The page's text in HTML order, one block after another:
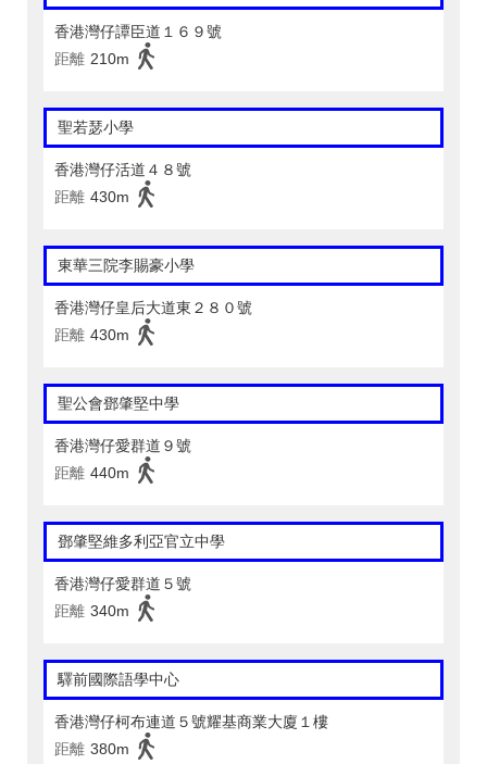
香港灣仔譚臣道１６９號
距離 210m
聖若瑟小學
香港灣仔活道４８號
距離 430m
東華三院李賜豪小學
香港灣仔皇后大道東２８０號
距離 430m
聖公會鄧肇堅中學
香港灣仔愛群道９號
距離 440m
鄧肇堅維多利亞官立中學
香港灣仔愛群道５號
距離 340m
驛前國際語學中心
香港灣仔柯布連道５號耀基商業大廈１樓
距離 380m